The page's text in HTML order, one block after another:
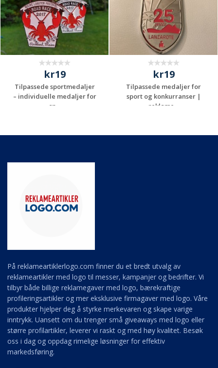
kr19
Tilpassede sportmedaljer
– individuelle medaljer for
sp...
tilbud
kr19
Tilpassede medaljer for
sport og konkurranser |
reklame...
tilbud
På reklameartiklerlogo.com finner du et bredt utvalg av
reklameartikler med logo til messer, kampanjer og bedrifter. Vi
tilbyr både billige reklamegaver med logo, bærekraftige
profileringsartikler og mer eksklusive firmagaver med logo. Våre
produkter hjelper deg å styrke merkevaren og skape varige
inntrykk. Uansett om du trenger små giveaways med logo eller
større profilartikler, leverer vi raskt og med høy kvalitet. Besøk
oss i dag og oppdag rimelige løsninger for effektiv
markedsføring.